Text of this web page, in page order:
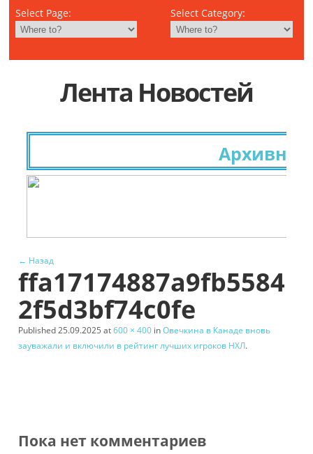
Select Page: Select Category:
Лента Новостей
Архивные
← Назад
ffa17174887a9fb5584
2f5d3bf74c0fe
Published25.09.2025 at600 × 400 inОвечкина в Канаде вновь
зауважали и включили в рейтинг лучших игроков НХЛ.
Пока нет комментариев